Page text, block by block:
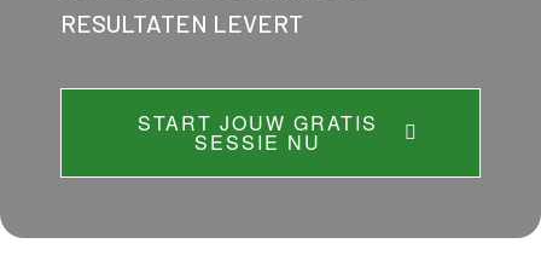
RESULTATEN LEVERT
START JOUW GRATIS
SESSIE NU